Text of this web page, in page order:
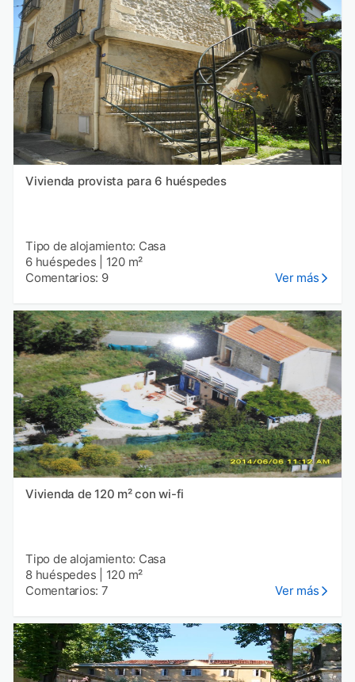
Vivienda provista para 6 huéspedes
Tipo de alojamiento: Casa
6 huéspedes
120 m²
Comentarios: 9
Ver más
Vivienda de 120 m² con wi-fi
Tipo de alojamiento: Casa
8 huéspedes
120 m²
Comentarios: 7
Ver más